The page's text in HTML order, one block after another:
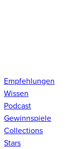
Empfehlungen
Wissen
Podcast
Gewinnspiele
Collections
Stars